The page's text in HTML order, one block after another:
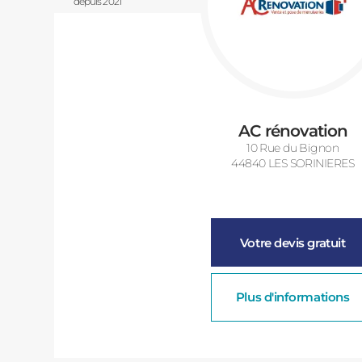
AC rénovation
10 Rue du Bignon
44840 LES SORINIERES
Votre devis gratuit
Plus d'informations